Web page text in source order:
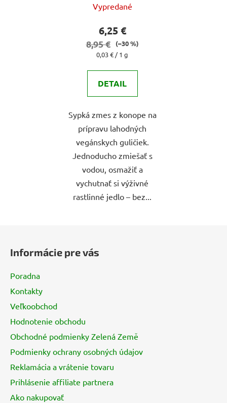
hodnotenie
5,0
5
Vypredané
6,25 €
8,95 €
(–30 %)
Jednotková
0,03 € / 1 g
DETAIL
Sypká zmes z konope na
prípravu lahodných
vegánskych guličiek.
Jednoducho zmiešať s
vodou, osmažiť a
vychutnať si výživné
rastlinné jedlo – bez...
Informácie pre vás
Poradna
Kontakty
Veľkoobchod
Hodnotenie obchodu
Obchodné podmienky Zelená Země
Podmienky ochrany osobných údajov
Reklamácia a vrátenie tovaru
Prihlásenie affiliate partnera
Ako nakupovať